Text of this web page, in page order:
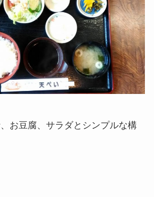
お豆腐、サラダとシンプルな構